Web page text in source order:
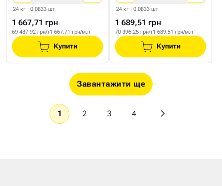
24 кг | 0.0833 шт
1 667,71 грн
69 487.92 грн/т1 667.71 грн/м.п
Купити
24 кг | 0.0833 шт
1 689,51 грн
70 396.25 грн/т1 689.51 грн/м.п
Купити
Завантажити ще
1 2 3 4